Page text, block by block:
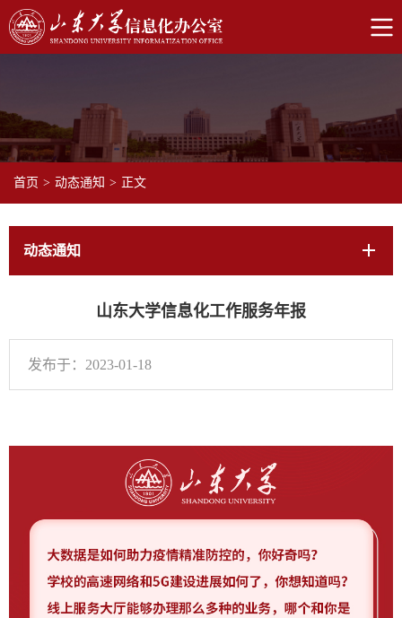
首页 > 动态通知 > 正文
动态通知
山东大学信息化工作服务年报
发布于：2023-01-18